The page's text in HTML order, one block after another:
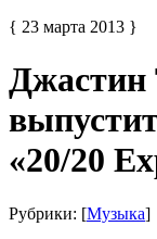
{ 23 марта 2013 }
Джастин
«20/20
Рубрики: [Музыка]